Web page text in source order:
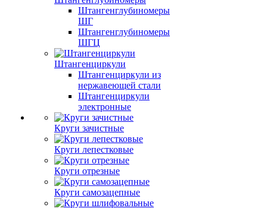
Штангенглубиномеры
ШГ
Штангенглубиномеры
ШГЦ
Штангенциркули
Штангенциркули из
нержавеющей стали
Штангенциркули
электронные
Круги зачистные
Круги лепестковые
Круги отрезные
Круги самозацепные